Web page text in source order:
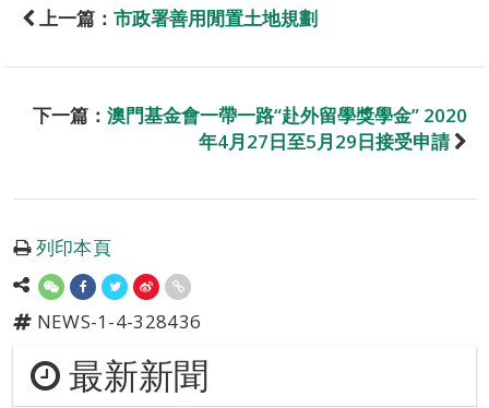
上一篇： 市政署善用閒置土地規劃
下一篇： 澳門基金會一帶一路“赴外留學獎學金” 2020
年4月27日至5月29日接受申請
列印本頁
NEWS-1-4-328436
最新新聞